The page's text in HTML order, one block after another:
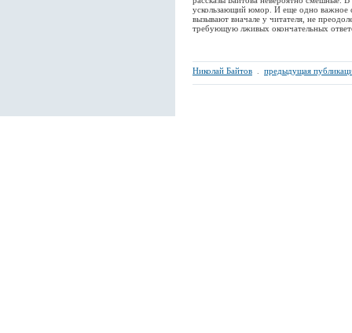
ускользающий юмор. И еще одно важное
вызывают вначале у читателя, не
требующую лживых окончательных
Николай Байтов предыдущая